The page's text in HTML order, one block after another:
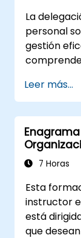
dentro
La
personal
gestión
delegando
motivar a
para
personal
decisiones
rol
Leer más...
7 Horas
Esta
instructor
está
que